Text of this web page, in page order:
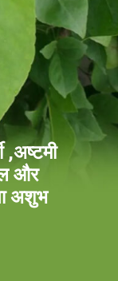
,अष्टमी
और
अशुभ